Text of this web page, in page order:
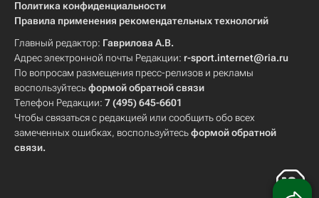
Политика конфиденциальности
Правила применения рекомендательных технологий
Главный редактор: Гаврилова А.В.
Адрес электронной почты Редакции: r-sport.internet@ria.ru
По вопросам размещения пресс-релизов и рекламы
воспользуйтесьформой обратной связи
Телефон Редакции: 7 (495) 645-6601
Чтобы связаться с редакцией или сообщить обо всех
замеченных ошибках, воспользуйтесьформой обратной
связи.